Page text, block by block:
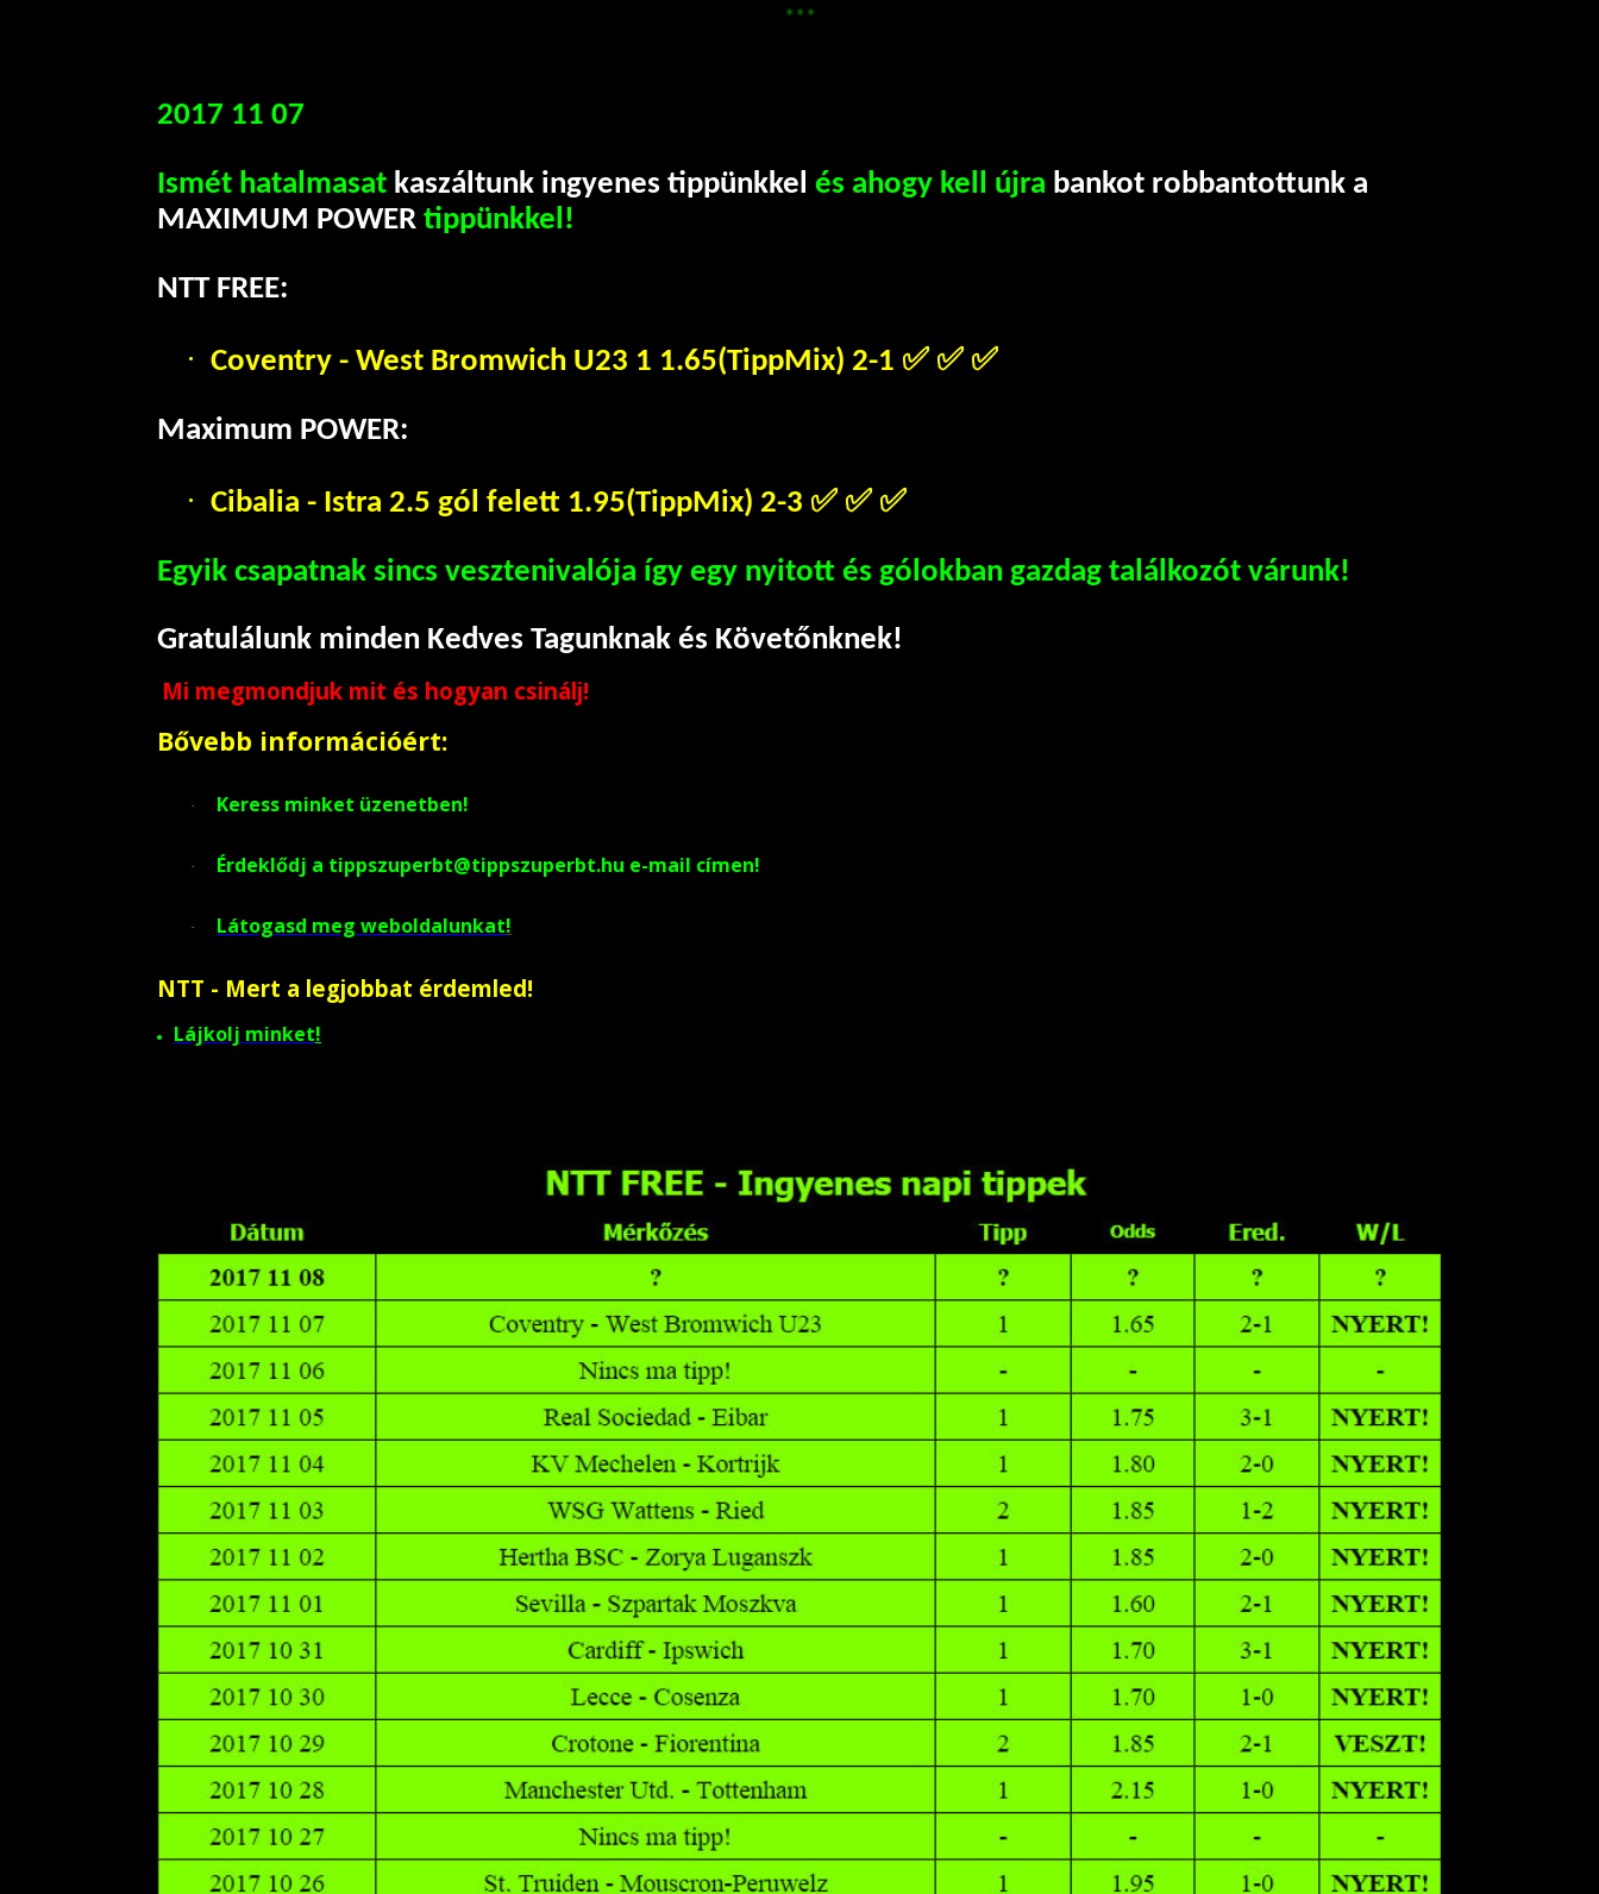
***
2017 11 07
Ismét hatalmasat kaszáltunk ingyenes tippünkkel és ahogy kell újra bankot robbantottunk a
MAXIMUM POWER tippünkkel!
NTT FREE:
· Coventry - West Bromwich U23 1 1.65(TippMix) 2-1 ✅ ✅ ✅
Maximum POWER:
· Cibalia - Istra 2.5 gól felett 1.95(TippMix) 2-3 ✅ ✅ ✅
Egyik csapatnak sincs vesztenivalója így egy nyitott és gólokban gazdag találkozót várunk!
Gratulálunk minden Kedves Tagunknak és Követőnknek!
Mi megmondjuk mit és hogyan csinálj!
Bővebb információért:
· Keress minket üzenetben!
· Érdeklődj a tippszuperbt@tippszuperbt.hu e-mail címen!
· Látogasd meg weboldalunkat!
NTT - Mert a legjobbat érdemled!
Lájkolj minket!